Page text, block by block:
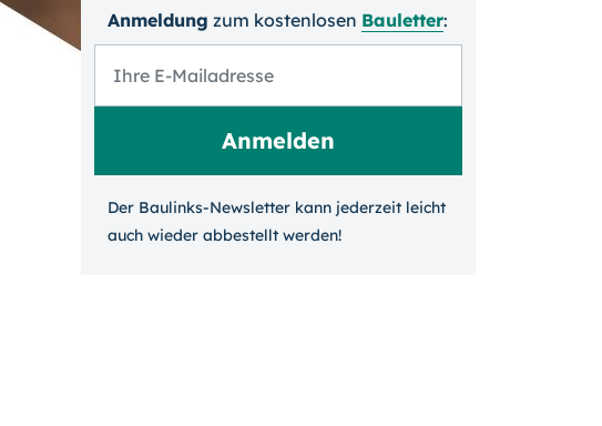
Anmeldung zum kosten­losen Bauletter:
Der Baulinks-Newsletter kann jeder­zeit leicht
auch wieder ab­bestellt werden!